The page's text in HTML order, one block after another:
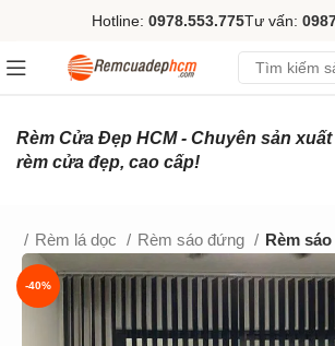
Hotline: 0978.553.775Tư vấn:
Rèm Cửa Đẹp HCM - Chuyên sản
rèm cửa đẹp, cao cấp!
Rèm lá dọc Rèm sáo đứng Rèm
-40%